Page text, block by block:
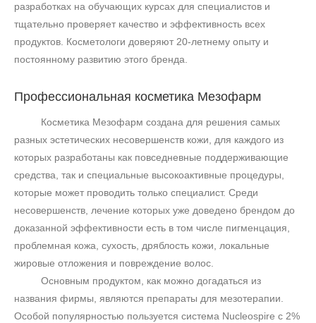
разработках на обучающих курсах для специалистов и
тщательно проверяет качество и эффективность всех
продуктов. Косметологи доверяют 20-летнему опыту и
постоянному развитию этого бренда.
Профессиональная косметика Мезофарм
Косметика Мезофарм создана для решения самых
разных эстетических несовершенств кожи, для каждого из
которых разработаны как повседневные поддерживающие
средства, так и специальные высокоактивные процедуры,
которые может проводить только специалист. Среди
несовершенств, лечение которых уже доведено брендом до
доказанной эффективности есть в том числе пигменцация,
проблемная кожа, сухость, дряблость кожи, локальные
жировые отложения и повреждение волос.
Основным продуктом, как можно догадаться из
названия фирмы, являются препараты для мезотерапии.
Особой популярностью пользуется система Nucleospire с 2%
+7 (929) 933-09-89